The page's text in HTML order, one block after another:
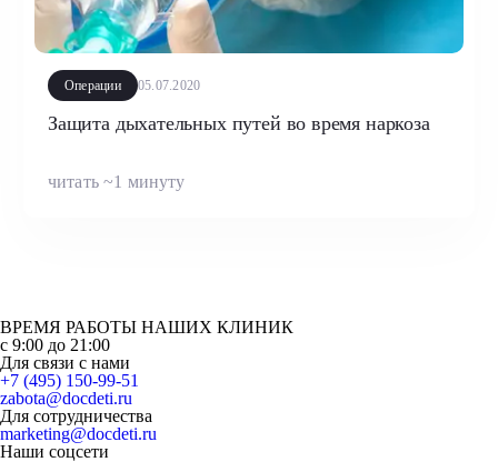
Операции 05.07.2020
Защита дыхательных путей во время наркоза
читать ~1 минуту
ВРЕМЯ РАБОТЫ НАШИХ КЛИНИК
с 9:00 до 21:00
Для связи с нами
+7 (495) 150-99-51
zabota@docdeti.ru
Для сотрудничества
marketing@docdeti.ru
Наши соцсети